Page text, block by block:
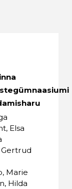
Elsa
Marie
Hilda